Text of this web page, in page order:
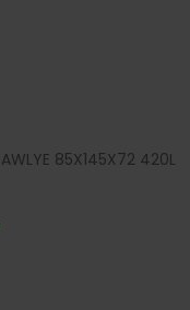
85X145X72 420L